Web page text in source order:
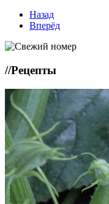
Назад
Вперёд
//Рецепты